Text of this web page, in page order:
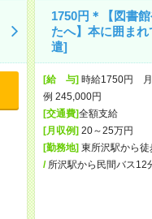
1750円＊【図書
たへ】本に囲ま
遣]
[給 与]時給1750円 月
例 245,000円
[交通費]全額支給
[月収例]20～25万円
[勤務地]東所沢駅から徒
/ 所沢駅から民間バス12